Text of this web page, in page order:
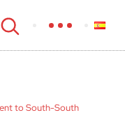
to South-South